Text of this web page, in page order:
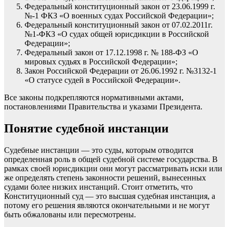
Федеральный конституционный закон от 23.06.1999 г.
№-1 ФКЗ «О военных судах Российской Федерации»;
Федеральный конституционный закон от 07.02.2011г.
№1-ФКЗ «О судах общей юрисдикции в Российской
Федерации»;
Федеральный закон от 17.12.1998 г. № 188-ФЗ «О
мировых судьях в Российской Федерации»;
Закон Российской Федерации от 26.06.1992 г. №3132-1
«О статусе судей в Российской Федерации».
Все законы подкрепляются нормативными актами,
постановлениями Правительства и указами Президента.
Понятие судебной инстанции
Судебные инстанции — это суды, которым отводится
определенная роль в общей судебной системе государства. В
рамках своей юрисдикции они могут рассматривать иски или
же определять степень законности решений, вынесенных
судами более низких инстанций. Стоит отметить, что
Конституционный суд — это высшая судебная инстанция, а
потому его решения являются окончательными и не могут
быть обжалованы или пересмотрены.